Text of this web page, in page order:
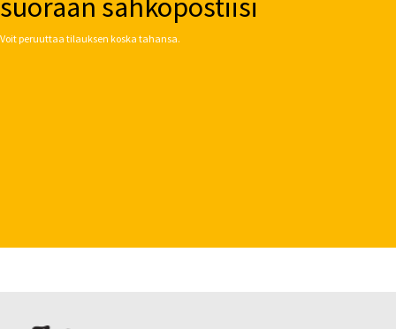
suoraan sähköpostiisi
Voit peruuttaa tilauksen koska tahansa.